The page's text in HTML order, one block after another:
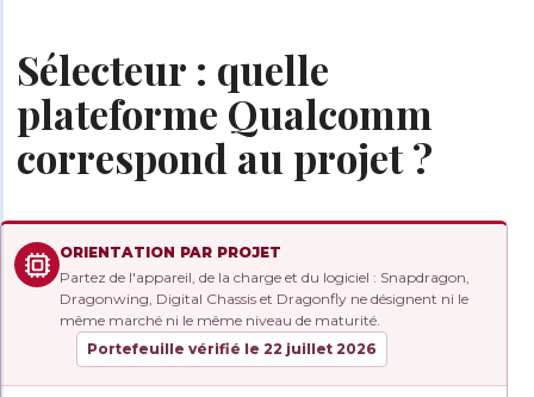
Sélecteur : quelle
plateforme Qualcomm
correspond au projet ?
ORIENTATION PAR PROJET
Partez de l'appareil, de la charge et du logiciel : Snapdragon,
Dragonwing, Digital Chassis et Dragonfly ne désignent ni le
même marché ni le même niveau de maturité.
Portefeuille vérifié le 22 juillet 2026